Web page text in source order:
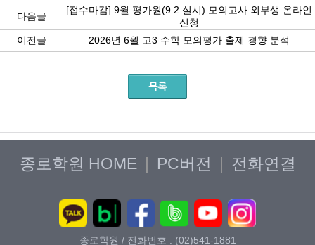
다음글
[접수마감] 9월 평가원(9.2 실시) 모의고사 외부생 온라인
신청
이전글
2026년 6월 고3 수학 모의평가 출제 경향 분석
종로학원 HOME | PC버전 | 전화연결
종로학원 / 전화번호 : (02)541-1881